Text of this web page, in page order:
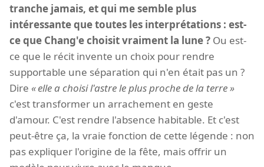
tranche jamais, et qui me semble plus
intéressante que toutes les interprétations : est-
ce que Chang'e choisit vraiment la lune ? Ou est-
ce que le récit invente un choix pour rendre
supportable une séparation qui n'en était pas un ?
Dire
elle a choisi l'astre le plus proche de la terre
c'est transformer un arrachement en geste
d'amour. C'est rendre l'absence habitable. Et c'est
peut-être ça, la vraie fonction de cette légende : non
pas expliquer l'origine de la fête, mais offrir un